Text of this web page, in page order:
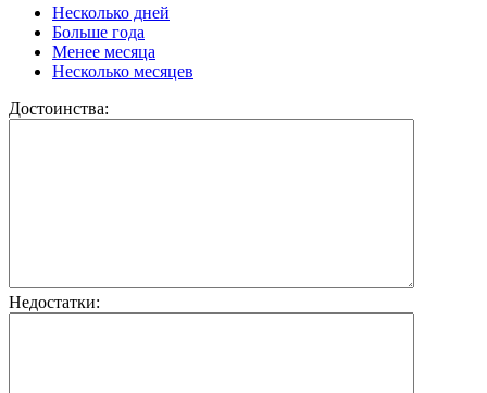
Несколько дней
Больше года
Менее месяца
Несколько месяцев
Достоинства:
Недостатки: